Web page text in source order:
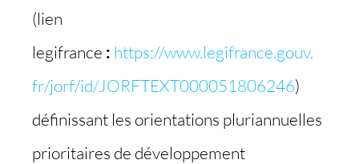
(lien
legifrance : https://www.legifrance.gouv.
fr/jorf/id/JORFTEXT000051806246)
définissant les orientations pluriannuelles
prioritaires de développement